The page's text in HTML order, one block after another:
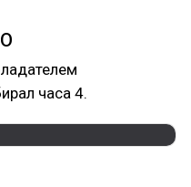
часа 4.